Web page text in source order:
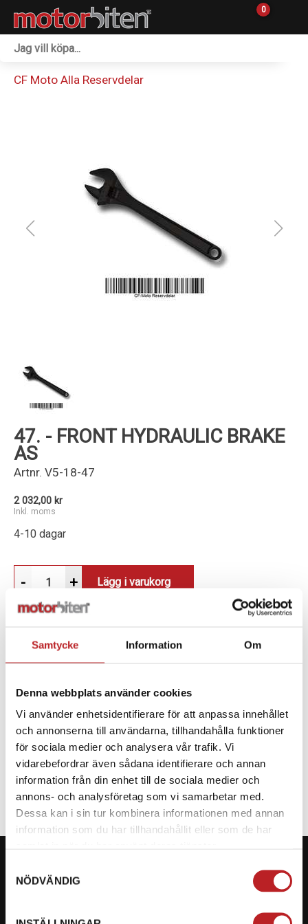
Samtycke Information Om
Denna webbplats använder cookies
Vi använder enhetsidentifierare för att anpassa innehållet
och annonserna till användarna, tillhandahålla funktioner
för sociala medier och analysera vår trafik. Vi
vidarebefordrar även sådana identifierare och annan
information från din enhet till de sociala medier och
annons- och analysföretag som vi samarbetar med.
Dessa kan i sin tur kombinera informationen med annan
information som du har tillhandahållit eller som de har
NÖDVÄNDIG
0
Reservdelar
Sprängskisser
CF Moto Alla Reservdelar
47. - FRONT HYDRAULIC BRAKE
AS
Artnr. V5-18-47
2 032,00 kr
Inkl. moms
4-10 dagar
- + Lägg i varukorg
Reservdel till CF Moto
SPECIFIKATION